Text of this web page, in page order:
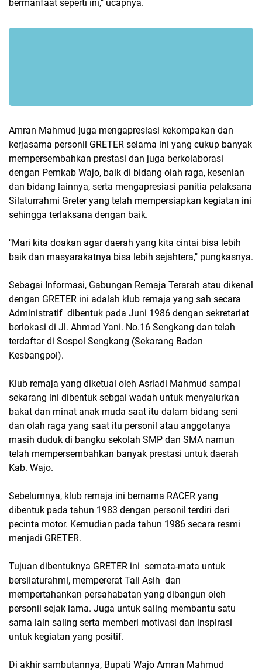
bermanfaat seperti ini," ucapnya.
Amran Mahmud juga mengapresiasi kekompakan dan
kerjasama personil GRETER selama ini yang cukup banyak
mempersembahkan prestasi dan juga berkolaborasi
dengan Pemkab Wajo, baik di bidang olah raga, kesenian
dan bidang lainnya, serta mengapresiasi panitia pelaksana
Silaturrahmi Greter yang telah mempersiapkan kegiatan ini
sehingga terlaksana dengan baik.
"Mari kita doakan agar daerah yang kita cintai bisa lebih
baik dan masyarakatnya bisa lebih sejahtera," pungkasnya.
Sebagai Informasi, Gabungan Remaja Terarah atau dikenal
dengan GRETER ini adalah klub remaja yang sah secara
Administratif dibentuk pada Juni 1986 dengan sekretariat
berlokasi di Jl. Ahmad Yani. No.16 Sengkang dan telah
terdaftar di Sospol Sengkang (Sekarang Badan
Kesbangpol).
Klub remaja yang diketuai oleh Asriadi Mahmud sampai
sekarang ini dibentuk sebgai wadah untuk menyalurkan
bakat dan minat anak muda saat itu dalam bidang seni
dan olah raga yang saat itu personil atau anggotanya
masih duduk di bangku sekolah SMP dan SMA namun
telah mempersembahkan banyak prestasi untuk daerah
Kab. Wajo.
Sebelumnya, klub remaja ini bernama RACER yang
dibentuk pada tahun 1983 dengan personil terdiri dari
pecinta motor. Kemudian pada tahun 1986 secara resmi
menjadi GRETER.
Tujuan dibentuknya GRETER ini semata-mata untuk
bersilaturahmi, mempererat Tali Asih dan
mempertahankan persahabatan yang dibangun oleh
personil sejak lama. Juga untuk saling membantu satu
sama lain saling serta memberi motivasi dan inspirasi
untuk kegiatan yang positif.
Di akhir sambutannya, Bupati Wajo Amran Mahmud